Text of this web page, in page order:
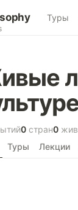
Туры
0 стран0
Туры Лекции